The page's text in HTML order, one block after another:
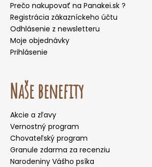
Prečo nakupovať na Panakei.sk ?
Registrácia zákazníckeho účtu
Odhlásenie z newsletteru
Moje objednávky
Prihlásenie
Naše benefity
Akcie a zľavy
Vernostný program
Chovateľský program
Granule zdarma za recenziu
Narodeniny Vášho psíka